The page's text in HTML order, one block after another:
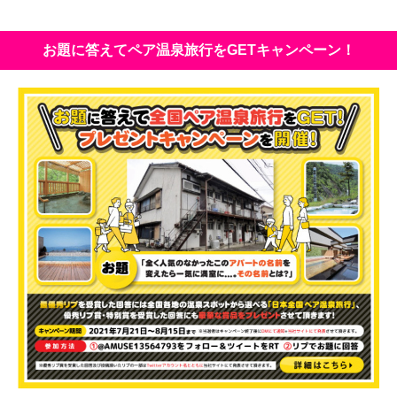
お題に答えてペア温泉旅行をGETキャンペーン！